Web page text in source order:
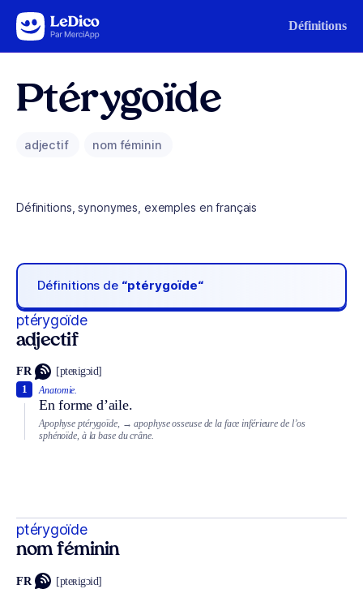
Aller au contenu Définitions
Ptérygoïde
adjectif nom féminin
Définitions, synonymes, exemples en français
Définitions de “ptérygoïde“
ptérygoïde
adjectif
FR [pteʀigɔid]
Anatomie.
En forme d’aile.
1
Apophyse ptérygoïde, → apophyse osseuse de la face inférieure de l’os
sphénoïde, à la base du crâne.
ptérygoïde
nom féminin
FR [pteʀigɔid]